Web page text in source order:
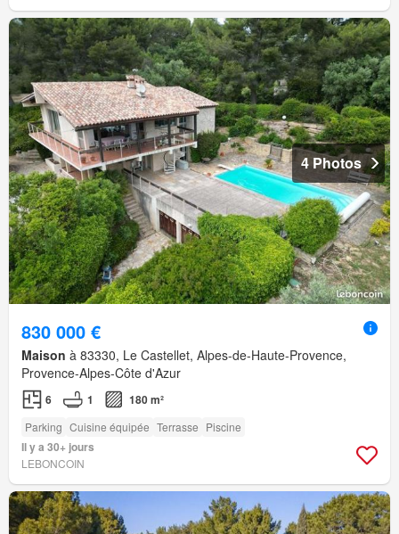
4 Photos
830 000 €
Maison à 83330, Le Castellet, Alpes-de-Haute-Provence,
Provence-Alpes-Côte d'Azur
6 1 180 m²
Parking Cuisine équipée Terrasse Piscine
Il y a 30+ jours
LEBONCOIN